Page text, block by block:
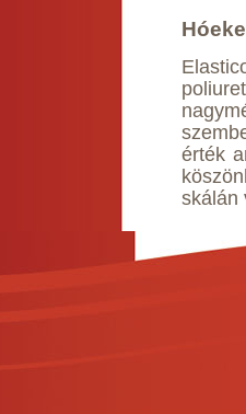
érték
skálán